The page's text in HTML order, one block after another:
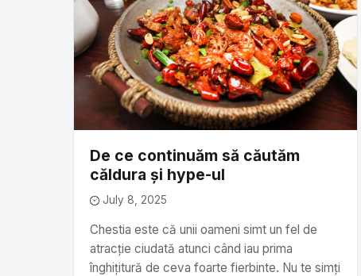
De ce continuăm să căutăm
căldura și hype-ul
July 8, 2025
Chestia este că unii oameni simt un fel de
atracție ciudată atunci când iau prima
înghițitură de ceva foarte fierbinte. Nu te simți